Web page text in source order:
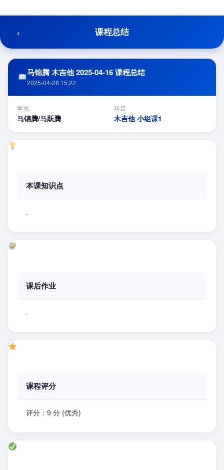
至
容
‹ 课程总结
马锦腾 木吉他 2025-04-16 课程总结
2025-04-28 15:22
学员
马锦腾/马跃腾
科目
木吉他 小组课1
本课知识点
.
课后作业
.
课程评分
评分：9 分 (优秀)